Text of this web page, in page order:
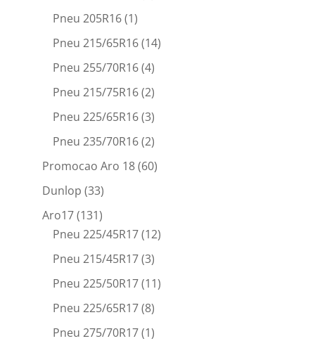
Pneu 205R16(1)
Pneu 215/65R16(14)
Pneu 255/70R16(4)
Pneu 215/75R16(2)
Pneu 225/65R16(3)
Pneu 235/70R16(2)
Promocao Aro 18(60)
Dunlop (33)
Aro17(131)
Pneu 225/45R17(12)
Pneu 215/45R17(3)
Pneu 225/50R17(11)
Pneu 225/65R17(8)
Pneu 275/70R17(1)